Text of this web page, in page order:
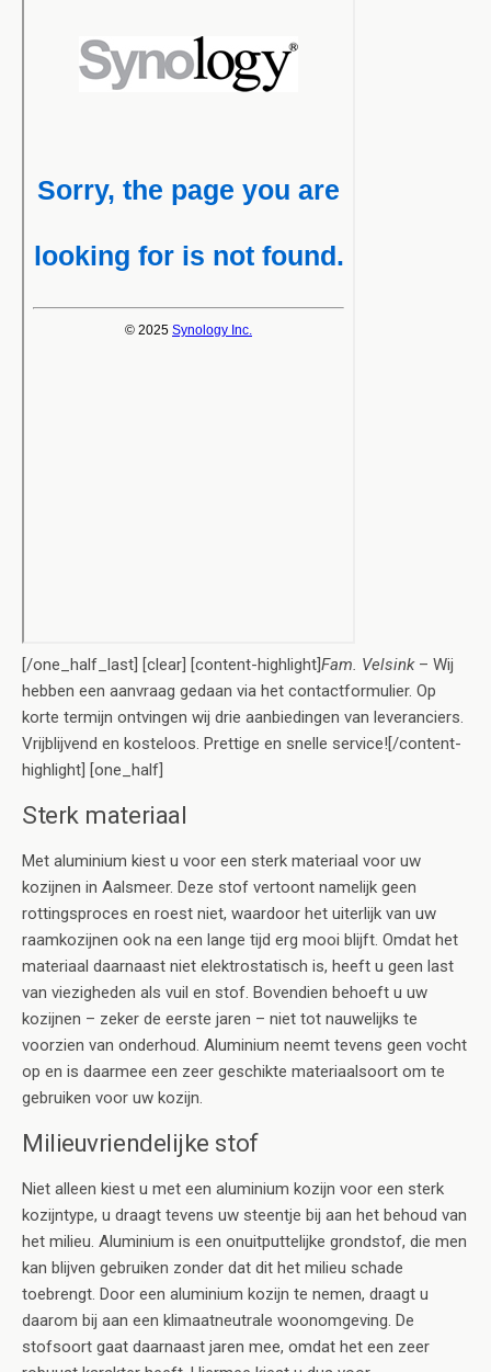
[/one_half_last] [clear] [content-highlight]Fam. Velsink– Wij
hebben een aanvraag gedaan via het contactformulier. Op
korte termijn ontvingen wij drie aanbiedingen van leveranciers.
Vrijblijvend en kosteloos. Prettige en snelle service![/content-
highlight] [one_half]
Sterk materiaal
Met aluminium kiest u voor een sterk materiaal voor uw
kozijnen in Aalsmeer. Deze stof vertoont namelijk geen
rottingsproces en roest niet, waardoor het uiterlijk van uw
raamkozijnen ook na een lange tijd erg mooi blijft. Omdat het
materiaal daarnaast niet elektrostatisch is, heeft u geen last
van viezigheden als vuil en stof. Bovendien behoeft u uw
kozijnen – zeker de eerste jaren – niet tot nauwelijks te
voorzien van onderhoud. Aluminium neemt tevens geen vocht
op en is daarmee een zeer geschikte materiaalsoort om te
gebruiken voor uw kozijn.
Milieuvriendelijke stof
Niet alleen kiest u met een aluminium kozijn voor een sterk
kozijntype, u draagt tevens uw steentje bij aan het behoud van
het milieu. Aluminium is een onuitputtelijke grondstof, die men
kan blijven gebruiken zonder dat dit het milieu schade
toebrengt. Door een aluminium kozijn te nemen, draagt u
daarom bij aan een klimaatneutrale woonomgeving. De
stofsoort gaat daarnaast jaren mee, omdat het een zeer